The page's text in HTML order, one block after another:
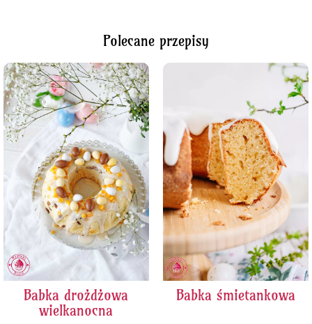
Polecane przepisy
Babka drożdżowa
wielkanocna
Babka śmietankowa